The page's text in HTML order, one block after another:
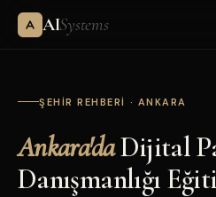
AISystems
ŞEHIR REHBERI · ANKARA
Ankara'daDijital
Danışmanlığı